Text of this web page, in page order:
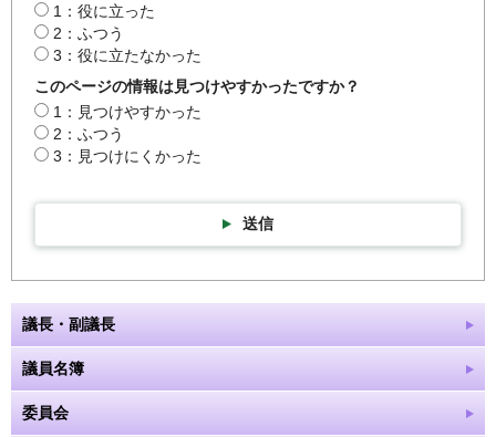
1：役に立った
2：ふつう
3：役に立たなかった
このページの情報は見つけやすかったですか？
1：見つけやすかった
2：ふつう
3：見つけにくかった
送信
議長・副議長
議員名簿
委員会